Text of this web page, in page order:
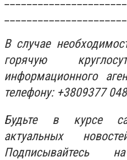
В случае
горячую
информационного
телефону: +3809377
Будьте в курсе
актуальных